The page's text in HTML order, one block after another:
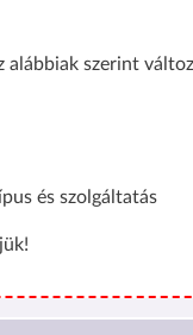
alábbiak szerint
és szolgáltatás